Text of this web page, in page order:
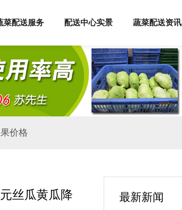
菜配送服务 配送中心实景 蔬菜配送资讯
价格
丝瓜黄瓜降
最新新闻